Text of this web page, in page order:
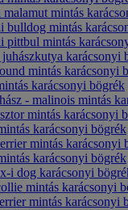
mintás
bulldog mintás
pittbul mintás
karácsonyi
mintás karácsonyi
karácsonyi bögrék
- malinois mintás
mintás karácsonyi
karácsonyi bögrék
mintás karácsonyi
karácsonyi bögrék
i dog karácsonyi
mintás karácsonyi
mintás karácsonyi